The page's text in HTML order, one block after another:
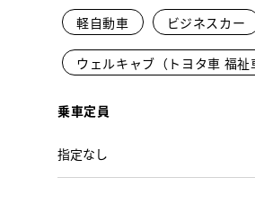
軽自動車 ビジネスカー
ウェルキャブ（トヨタ車 福祉
乗車定員